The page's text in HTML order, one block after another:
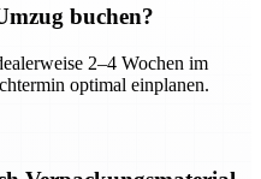
buchen?
2–4 Wochen im
optimal einplanen.